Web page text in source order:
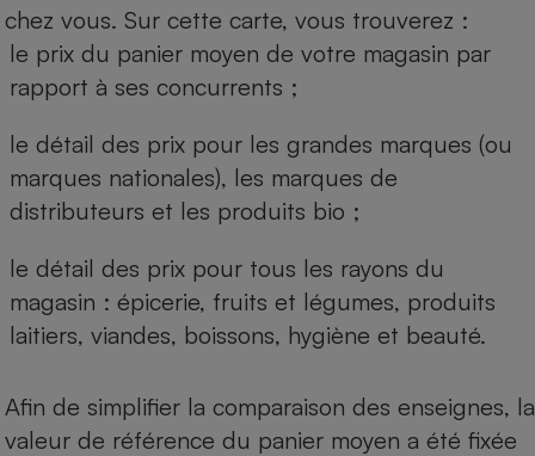
chez vous. Sur cette carte, vous trouverez :
le prix du panier moyen de votre magasin par
rapport à ses concurrents ;
le détail des prix pour les grandes marques (ou
marques nationales), les marques de
distributeurs et les produits bio ;
le détail des prix pour tous les rayons du
magasin : épicerie, fruits et légumes, produits
laitiers, viandes, boissons, hygiène et beauté.
Afin de simplifier la comparaison des enseignes, la
valeur de référence du panier moyen a été fixée